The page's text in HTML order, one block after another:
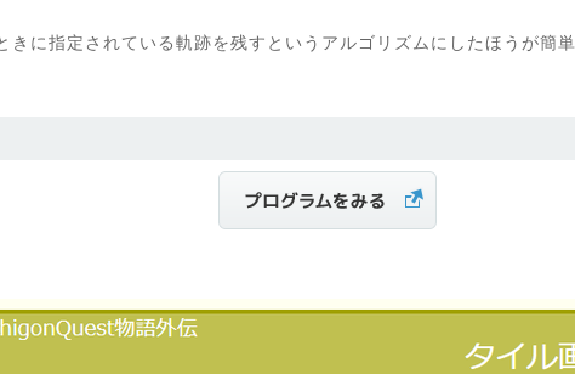
きに指定されている軌跡を残すというアルゴリズムにしたほうが簡単